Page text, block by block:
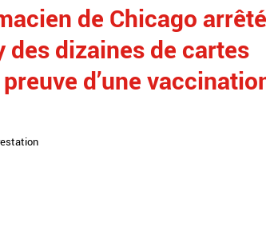
de Chicago
des dizaines de cartes
d’une